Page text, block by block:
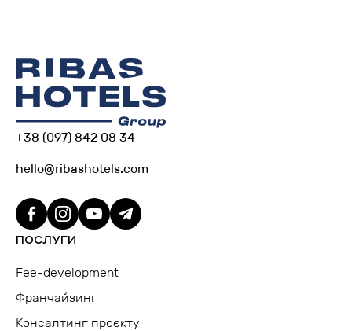
ПОСЛУГИ
Fee-development
Франчайзинг
Консалтинг проєкту
+38 (097) 842 08 34
hello@ribashotels.com